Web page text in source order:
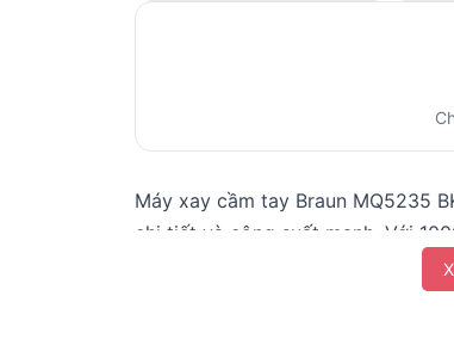
Máy xay cầm tay Braun MQ5235
chi tiết và công suất mạnh. Với
nhẹ đến xay nhuyễn đặc. Hệ
trứng, cối xay, cốc đong) biến